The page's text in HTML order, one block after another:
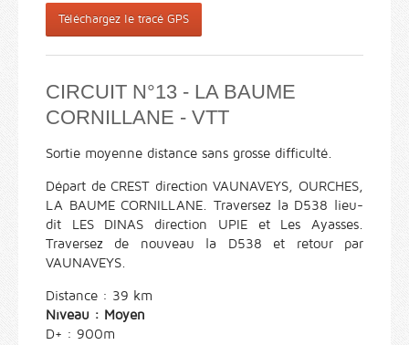
Téléchargez le tracé GPS
CIRCUIT N°13 - LA BAUME
CORNILLANE - VTT
Sortie moyenne distance sans grosse difficulté.
Départ de CREST direction VAUNAVEYS, OURCHES,
LA BAUME CORNILLANE. Traversez la D538 lieu-
dit LES DINAS direction UPIE et Les Ayasses.
Traversez de nouveau la D538 et retour par
VAUNAVEYS.
Distance : 39 km
Niveau : Moyen
D+ : 900m